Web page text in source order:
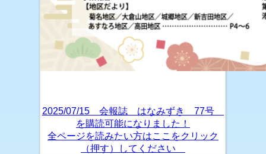
2025/07/15 会報誌 はなみずき 77号
を購読可能になりました！
全ページを読みたい方はここをクリック
（押す）してください